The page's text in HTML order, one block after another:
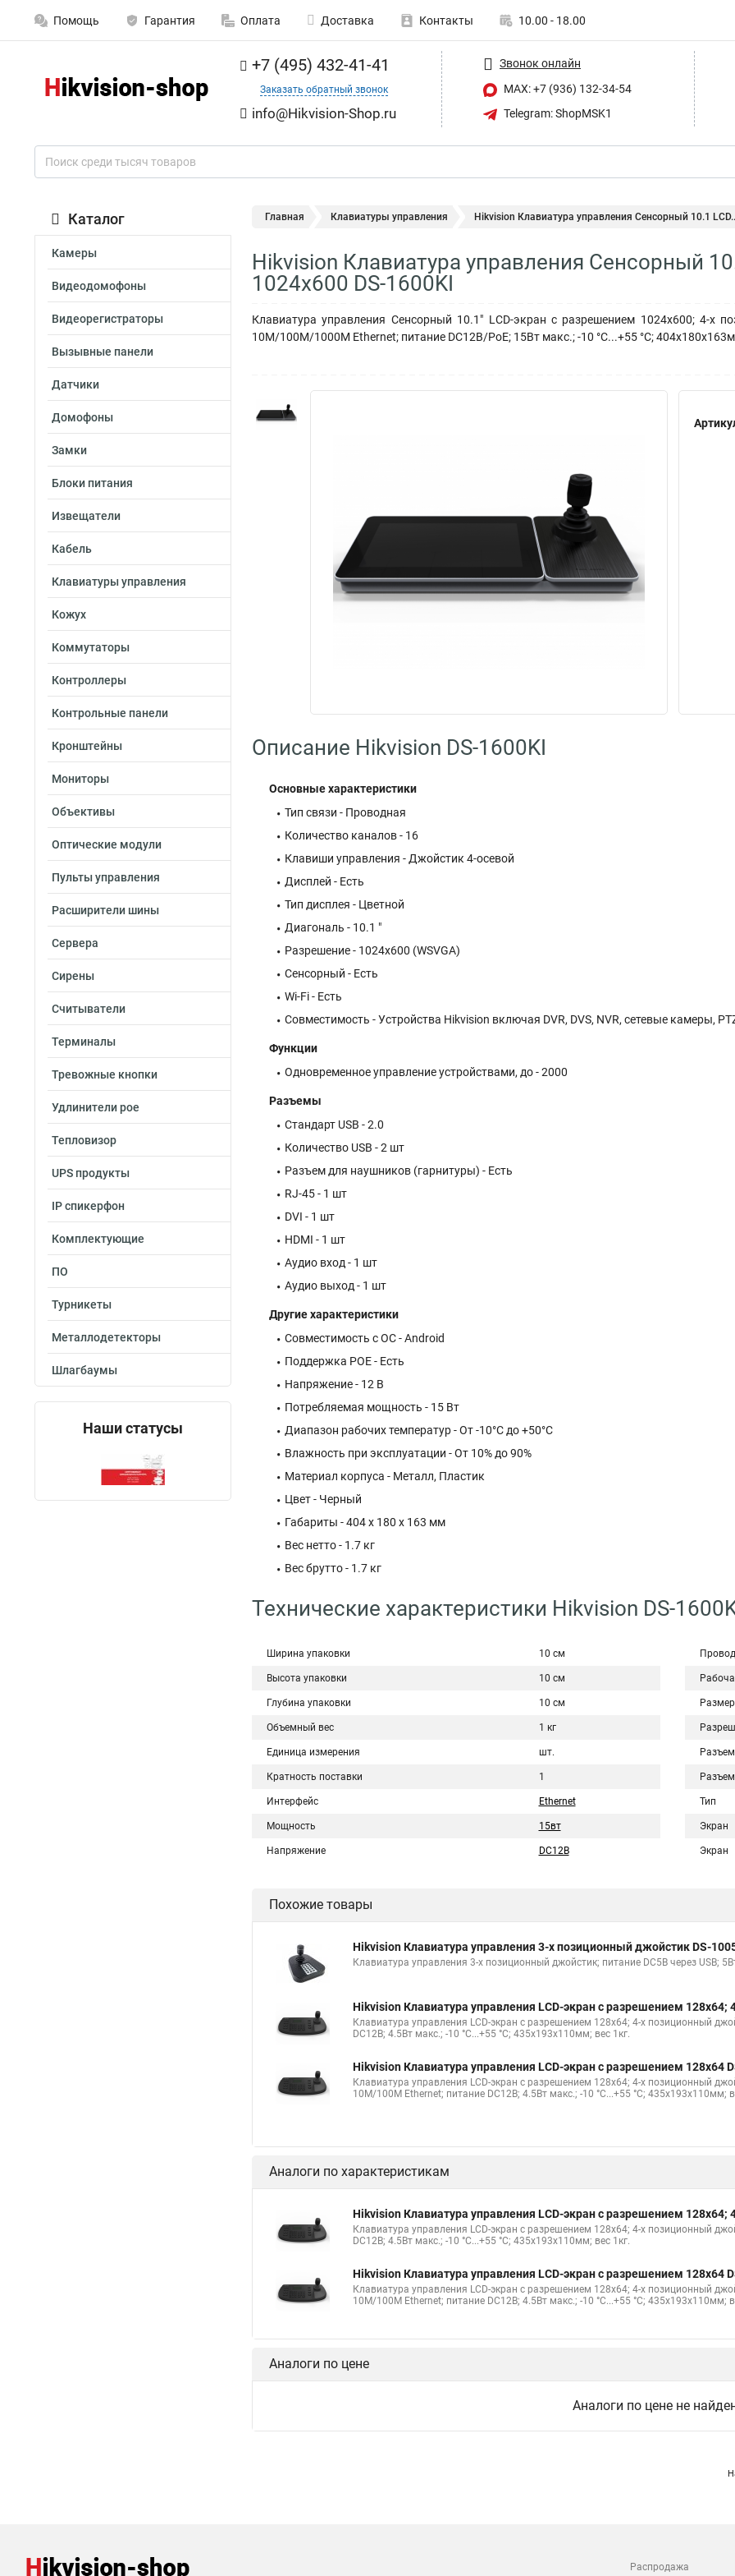
Помощь Гарантия Оплата Доставка Контакты 10.00 - 18.00
+7 (495) 432-41-41
Заказать обратный звонок
info@Hikvision-Shop.ru
Звонок онлайн
MAX: +7 (936) 132-34-54
Telegram: ShopMSK1
Каталог
Камеры
Видеодомофоны
Видеорегистраторы
Вызывные панели
Датчики
Домофоны
Замки
Блоки питания
Извещатели
Кабель
Клавиатуры управления
Кожух
Коммутаторы
Контроллеры
Контрольные панели
Кронштейны
Мониторы
Объективы
Оптические модули
Пульты управления
Расширители шины
Сервера
Сирены
Считыватели
Терминалы
Тревожные кнопки
Удлинители poe
Тепловизор
UPS продукты
IP спикерфон
Комплектующие
ПО
Турникеты
Металлодетекторы
Шлагбаумы
Наши статусы
Главная Клавиатуры управления Hikvision Клавиатура управления Сенсорный 10.1
Hikvision Клавиатура управления Сенсорный
1024х600 DS-1600KI
Клавиатура управления Сенсорный 10.1" LCD-экран с разрешением 1024х600; 4-х
10M/100M/1000М Ethernet; питание DC12В/PoE; 15Вт макс.; -10 °C...+55 °C;
Описание Hikvision DS-1600KI
Основные характеристики
Тип связи - Проводная
Количество каналов - 16
Клавиши управления - Джойстик 4-осевой
Дисплей - Есть
Тип дисплея - Цветной
Диагональ - 10.1 "
Разрешение - 1024x600 (WSVGA)
Сенсорный - Есть
Wi-Fi - Есть
Совместимость - Устройства Hikvision включая DVR, DVS, NVR, сетевые камеры,
Функции
Одновременное управление устройствами, до - 2000
Разъемы
Стандарт USB - 2.0
Количество USB - 2 шт
Разъем для наушников (гарнитуры) - Есть
RJ-45 - 1 шт
DVI - 1 шт
HDMI - 1 шт
Аудио вход - 1 шт
Аудио выход - 1 шт
Другие характеристики
Совместимость с ОС - Android
Поддержка POE - Есть
Напряжение - 12 В
Потребляемая мощность - 15 Вт
Диапазон рабочих температур - От -10°C до +50°C
Влажность при эксплуатации - От 10% до 90%
Материал корпуса - Металл, Пластик
Цвет - Черный
Габариты - 404 x 180 x 163 мм
Вес нетто - 1.7 кг
Вес брутто - 1.7 кг
Технические характеристики Hikvision DS-
Ширина упаковки 10 см
Высота упаковки 10 см
Глубина упаковки 10 см
Объемный вес 1 кг
Единица измерения шт.
Кратность поставки 1
Интерфейс Ethernet
Мощность 15вт
Напряжение DC12В
Размер
Разъем
Разъем
Тип
Экран
Экран
Похожие товары
Hikvision Клавиатура управления 3-х позиционный джойстик DS-
Клавиатура управления 3-х позиционный джойстик; питание DC5В через USB;
Hikvision Клавиатура управления LCD-экран с разрешением
Клавиатура управления LCD-экран с разрешением 128х64; 4-х позиционный
DC12В; 4.5Вт макс.; -10 °C...+55 °C; 435х193х110мм; вес 1кг.
Hikvision Клавиатура управления LCD-экран с разрешением 128х64
Клавиатура управления LCD-экран с разрешением 128х64; 4-х позиционный
10M/100M Ethernet; питание DC12В; 4.5Вт макс.; -10 °C...+55 °C; 435х193х110мм;
Аналоги по характеристикам
Hikvision Клавиатура управления LCD-экран с разрешением
Клавиатура управления LCD-экран с разрешением 128х64; 4-х позиционный
DC12В; 4.5Вт макс.; -10 °C...+55 °C; 435х193х110мм; вес 1кг.
Hikvision Клавиатура управления LCD-экран с разрешением 128х64
Клавиатура управления LCD-экран с разрешением 128х64; 4-х позиционный
10M/100M Ethernet; питание DC12В; 4.5Вт макс.; -10 °C...+55 °C; 435х193х110мм;
Аналоги по цене
Аналоги по цене не
Распродажа